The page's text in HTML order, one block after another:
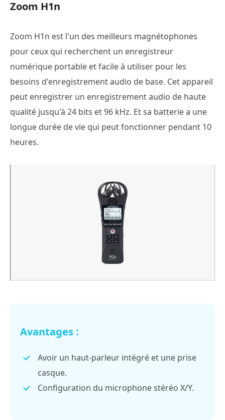
Zoom H1n
Zoom H1n est l'un des meilleurs magnétophones
pour ceux qui recherchent un enregistreur
numérique portable et facile à utiliser pour les
besoins d'enregistrement audio de base. Cet appareil
peut enregistrer un enregistrement audio de haute
qualité jusqu'à 24 bits et 96 kHz. Et sa batterie a une
longue durée de vie qui peut fonctionner pendant 10
heures.
Avantages :
Avoir un haut-parleur intégré et une prise
casque.
Configuration du microphone stéréo X/Y.